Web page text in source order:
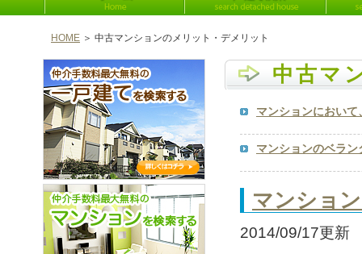
HOME ＞ 中古マンションのメリット・デメリット
中古マ
マンションにおい
マンションのベラ
マンショ
2014/09/17更新